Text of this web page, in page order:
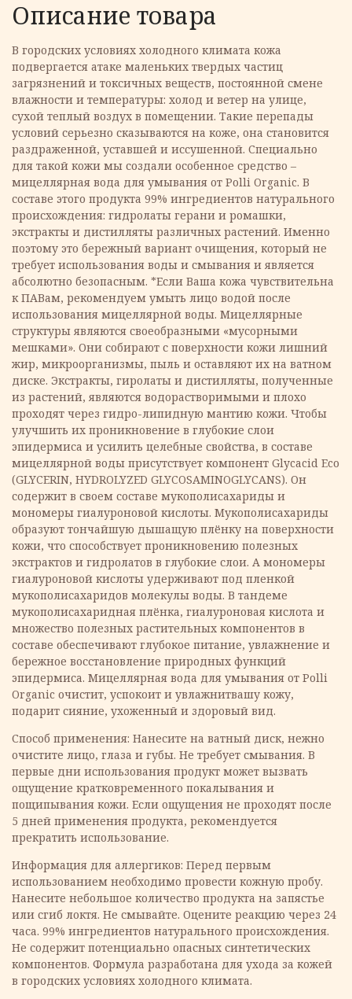
Описание товара
В городских условиях холодного климата кожа
подвергается атаке маленьких твердых частиц
загрязнений и токсичных веществ, постоянной смене
влажности и температуры: холод и ветер на улице,
сухой теплый воздух в помещении. Такие перепады
условий серьезно сказываются на коже, она становится
раздраженной, уставшей и иссушенной. Специально
для такой кожи мы создали особенное средство –
мицеллярная вода для умывания от Polli Organic. В
составе этого продукта 99% ингредиентов натурального
происхождения: гидролаты герани и ромашки,
экстракты и дистилляты различных растений. Именно
поэтому это бережный вариант очищения, который не
требует использования воды и смывания и является
абсолютно безопасным. *Если Ваша кожа чувствительна
к ПАВам, рекомендуем умыть лицо водой после
использования мицеллярной воды. Мицеллярные
структуры являются своеобразными «мусорными
мешками». Они собирают с поверхности кожи лишний
жир, микроорганизмы, пыль и оставляют их на ватном
диске. Экстракты, гиролаты и дистилляты, полученные
из растений, являются водорастворимыми и плохо
проходят через гидро-липидную мантию кожи. Чтобы
улучшить их проникновение в глубокие слои
эпидермиса и усилить целебные свойства, в составе
мицеллярной воды присутствует компонент Glycacid Eco
(GLYCERIN, HYDROLYZED GLYCOSAMINOGLYCANS). Он
содержит в своем составе мукополисахариды и
мономеры гиалуроновой кислоты. Мукополисахариды
образуют тончайшую дышащую плёнку на поверхности
кожи, что способствует проникновению полезных
экстрактов и гидролатов в глубокие слои. А мономеры
гиалуроновой кислоты удерживают под пленкой
мукополисахаридов молекулы воды. В тандеме
мукополисахаридная плёнка, гиалуроновая кислота и
множество полезных растительных компонентов в
составе обеспечивают глубокое питание, увлажнение и
бережное восстановление природных функций
эпидермиса. Мицеллярная вода для умывания от Polli
Organic очистит, успокоит и увлажнитвашу кожу,
подарит сияние, ухоженный и здоровый вид.
Способ применения: Нанесите на ватный диск, нежно
очистите лицо, глаза и губы. Не требует смывания. В
первые дни использования продукт может вызвать
ощущение кратковременного покалывания и
пощипывания кожи. Если ощущения не проходят после
5 дней применения продукта, рекомендуется
прекратить использование.
Информация для аллергиков: Перед первым
использованием необходимо провести кожную пробу.
Нанесите небольшое количество продукта на запястье
или сгиб локтя. Не смывайте. Оцените реакцию через 24
часа. 99% ингредиентов натурального происхождения.
Не содержит потенциально опасных синтетических
компонентов. Формула разработана для ухода за кожей
в городских условиях холодного климата.